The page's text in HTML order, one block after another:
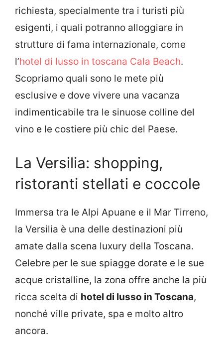
richiesta, specialmente tra i turisti più
esigenti, i quali potranno alloggiare in
strutture di fama internazionale, come
l’hotel di lusso in toscana Cala Beach.
Scopriamo quali sono le mete più
esclusive e dove vivere una vacanza
indimenticabile tra le sinuose colline del
vino e le costiere più chic del Paese.
La Versilia: shopping,
ristoranti stellati e coccole
Immersa tra le Alpi Apuane e il Mar Tirreno,
la Versilia è una delle destinazioni più
amate dalla scena luxury della Toscana.
Celebre per le sue spiagge dorate e le sue
acque cristalline, la zona offre anche la più
ricca scelta di hotel di lusso in Toscana,
nonché ville private, spa e molto altro
ancora.